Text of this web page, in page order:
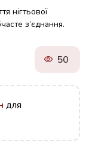
нігтьової
з’єднання.
50
для